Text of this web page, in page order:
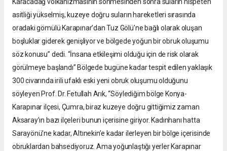
asitliği yükselmiş, kuzeye doğru suların hareketleri sırasında
oradaki gömülü Karapınar’dan Tuz Gölü’ne bağlı olarak oluşan
boşluklar giderek genişliyor ve bölgede yoğun bir obruk oluşumu
söz konusu” dedi. “İnsana etkileşimi olduğu için de risk olarak
görülmeye başlandı” Bölgede bugüne kadar tespit edilen yaklaşık
300 civarında irili ufaklı eski yeni obruk oluşumu olduğunu
söyleyen Prof. Dr. Fetullah Arık, “Söylediğim bölge Konya-
Karapınar ilçesi, Çumra, biraz kuzeye doğru gittiğimiz zaman
Aksaray’ın bazı ilçeleri bunun içerisine giriyor. Kadınhanı hatta
Sarayönü’ne kadar, Altınekin’e kadar ilerleyen bir bölge içerisinde
obruklardan bahsediyoruz. Ama yoğunlaştığı yerler Karapınar